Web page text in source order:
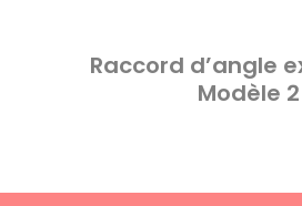
Raccord d’angle
Modèle 2